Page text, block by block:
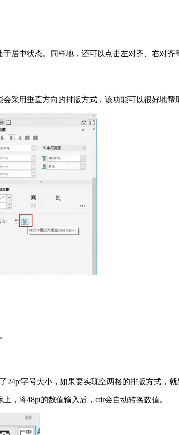
居中状态。同样地，还可以点击左对齐、右对齐
采用垂直方向的排版方式，该功能可以很好地
字号大小，如果要实现空两格的排版方式，就
，将48pt的数值输入后，cdr会自动转换数值。